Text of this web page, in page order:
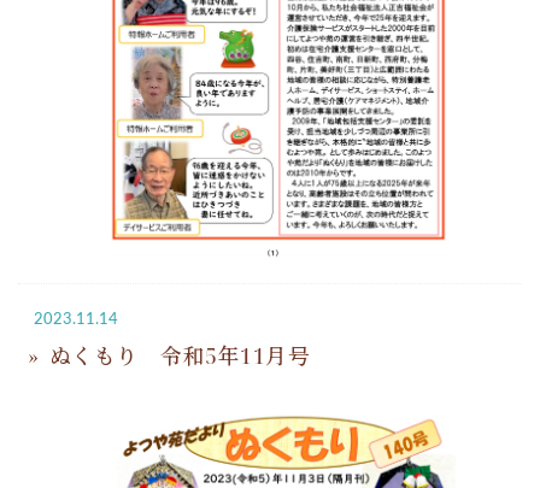
2023.11.14
ぬくもり 令和5年11月号